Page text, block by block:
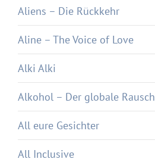
Aliens – Die Rückkehr
Aline – The Voice of Love
Alki Alki
Alkohol – Der globale Rausch
All eure Gesichter
All Inclusive